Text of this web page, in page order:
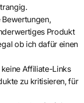
Produkt
ob ich dafür einen
Affiliate-Links
zu kritisieren, für